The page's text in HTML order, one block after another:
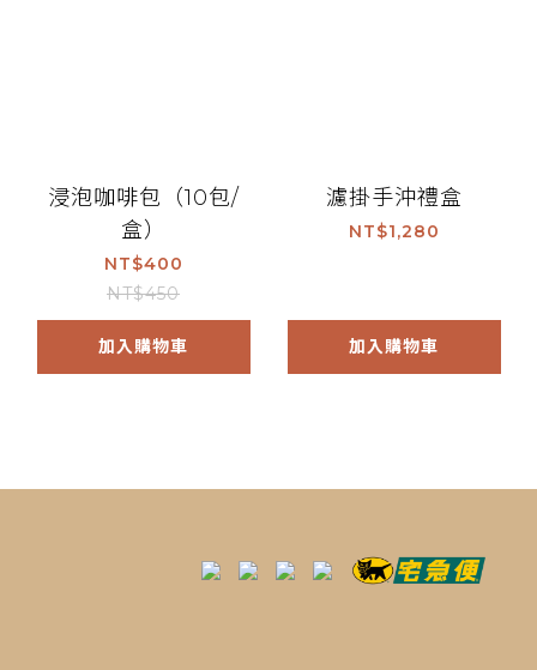
浸泡咖啡包（10包/
盒）
NT$400
NT$450
加入購物車
濾掛手沖禮盒
NT$1,280
加入購物車